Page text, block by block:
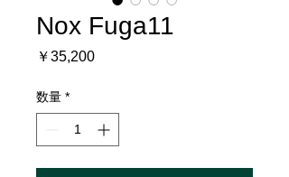
Nox Fuga11
￥35,200価
数量 *